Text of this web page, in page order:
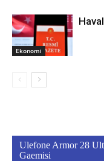
Ekonomi
Ulefone Armor 28
Gaemisi